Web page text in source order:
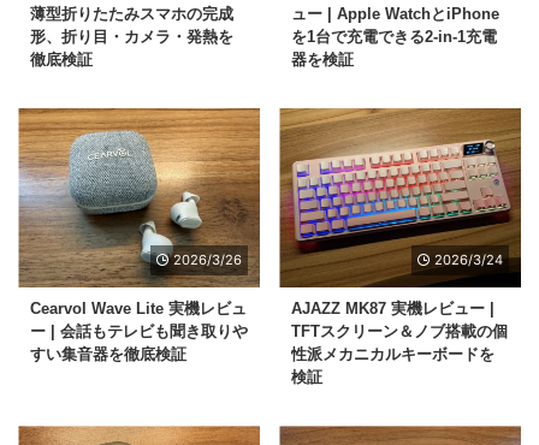
薄型折りたたみスマホの完成
形、折り目・カメラ・発熱を
徹底検証
ュー | Apple WatchとiPhone
を1台で充電できる2-in-1充電
器を検証
2026/3/26
Cearvol Wave Lite 実機レビュ
ー | 会話もテレビも聞き取りや
すい集音器を徹底検証
2026/3/24
AJAZZ MK87 実機レビュー |
TFTスクリーン＆ノブ搭載の個
性派メカニカルキーボードを
検証